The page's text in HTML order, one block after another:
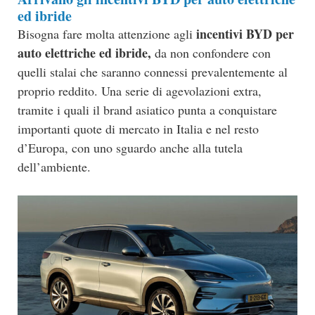
ed ibride
Bisogna fare molta attenzione agli incentivi BYD per
auto elettriche ed ibride, da non confondere con
quelli stalai che saranno connessi prevalentemente al
proprio reddito. Una serie di agevolazioni extra,
tramite i quali il brand asiatico punta a conquistare
importanti quote di mercato in Italia e nel resto
d’Europa, con uno sguardo anche alla tutela
dell’ambiente.